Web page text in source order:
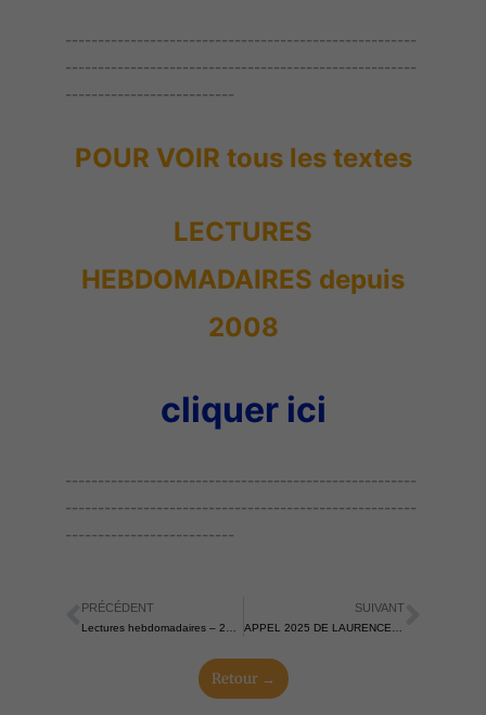
------------------------------------------------------
------------------------------------------------------
--------------------------
POUR VOIR tous les textes
LECTURES
HEBDOMADAIRES depuis
2008
cliquer ici
------------------------------------------------------
------------------------------------------------------
--------------------------
Précédent
PRÉCÉDENT SUIVANT
Retour →